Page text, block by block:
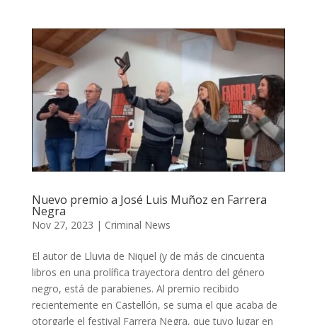
Nuevo premio a José Luis Muñoz en Farrera
Negra
Nov 27, 2023 | Criminal News
El autor de Lluvia de Niquel (y de más de cincuenta
libros en una prolífica trayectora dentro del género
negro, está de parabienes. Al premio recibido
recientemente en Castellón, se suma el que acaba de
otorgarle el festival Farrera Negra, que tuvo lugar en